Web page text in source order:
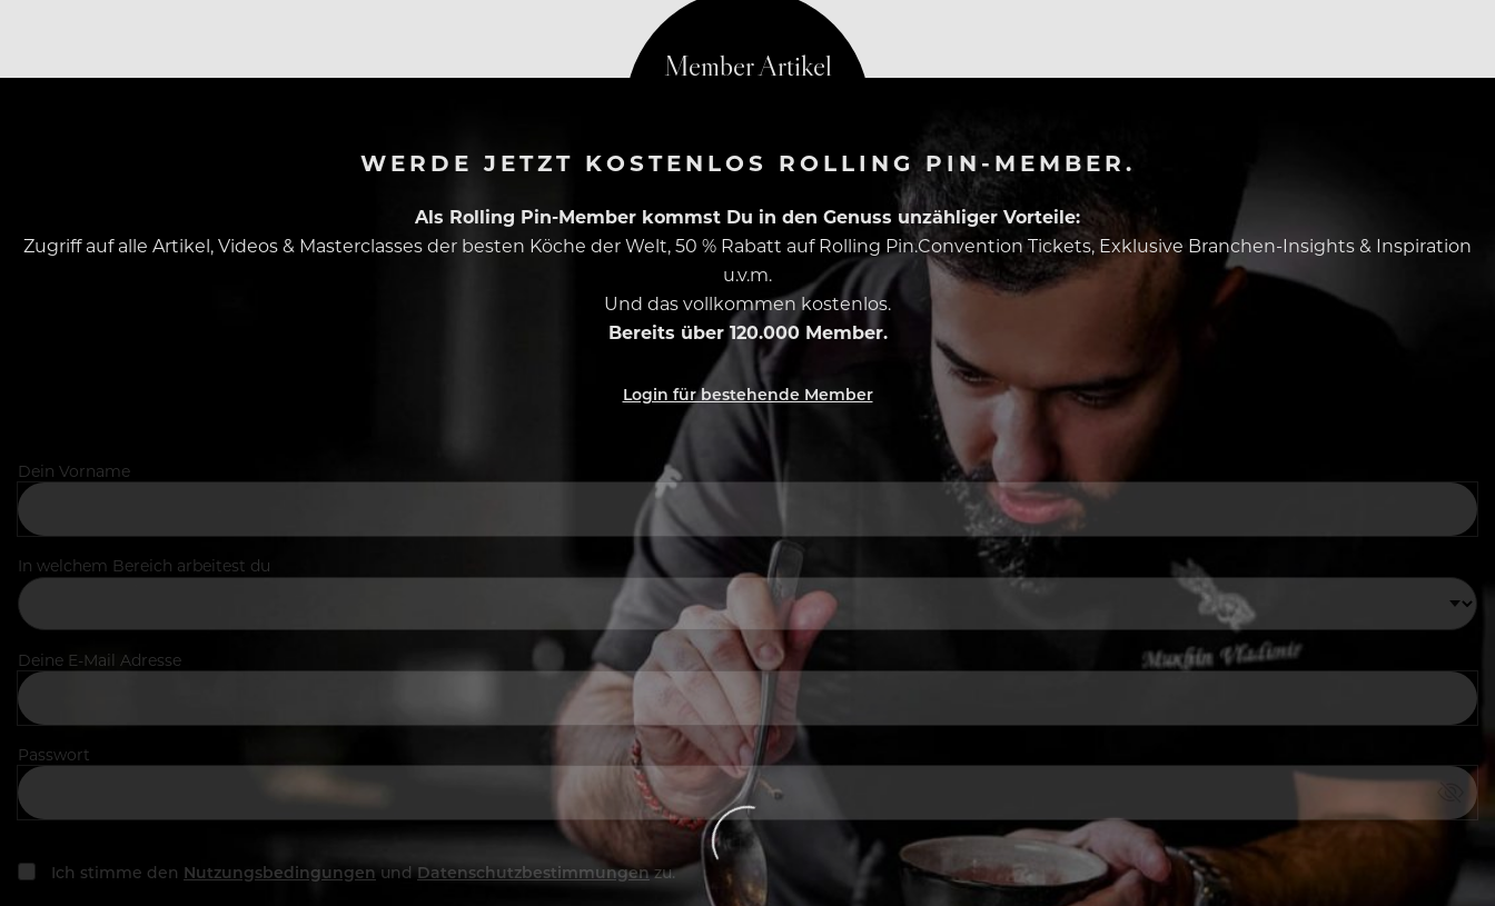
WERDE JETZT KOSTENLOS ROLLING PIN-MEMBER.
Als Rolling Pin-Member kommst Du in den Genuss unzähliger Vorteile:
Zugriff auf alle Artikel, Videos & Masterclasses der besten Köche der Welt, 50 % Rabatt auf Rolling Pin.Convention Tickets, Exklusive Branchen-Insights & Inspiration
u.v.m.
Und das vollkommen kostenlos.
Bereits über 120.000 Member.
Login für bestehende Member
Dein Vorname
In welchem Bereich arbeitest du
Deine E-Mail Adresse
Passwort
Ich stimme den Nutzungsbedingungen und Datenschutzbestimmungenzu.